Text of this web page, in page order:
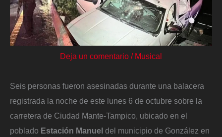
Deja un comentario / Musical
Seis personas fueron asesinadas durante una balacera
registrada la noche de este lunes 6 de octubre sobre la
carretera de Ciudad Mante-Tampico, ubicado en el
poblado Estación Manuel del municipio de González en